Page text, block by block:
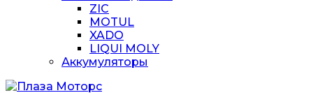
ZIC
MOTUL
XADO
LIQUI MOLY
Аккумуляторы